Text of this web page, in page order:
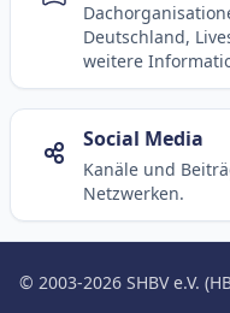
Deutschland,
weitere
Social Media
Kanäle und
Netzwerken.
© 2003-2026 SHBV e.V.